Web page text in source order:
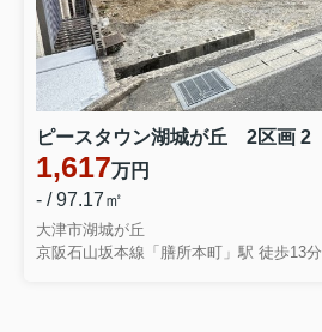
ピースタウン湖城が丘 2区画 2
1,617万円
- / 97.17㎡
大津市湖城が丘
京阪石山坂本線「膳所本町」駅 徒歩13分